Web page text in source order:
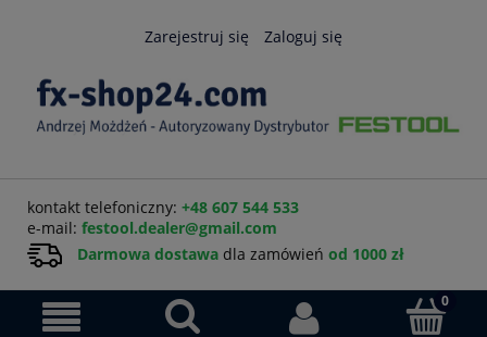
Zarejestruj się Zaloguj się
kontakt telefoniczny: +48 607 544 533
e-mail: festool.dealer@gmail.com
Darmowa dostawa dla zamówień od 1000 zł